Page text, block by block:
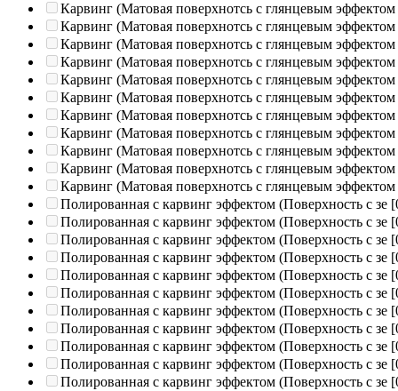
Карвинг (Матовая поверхнотсь с глянцевым эффектом
Карвинг (Матовая поверхнотсь с глянцевым эффектом
Карвинг (Матовая поверхнотсь с глянцевым эффектом
Карвинг (Матовая поверхнотсь с глянцевым эффектом
Карвинг (Матовая поверхнотсь с глянцевым эффектом
Карвинг (Матовая поверхнотсь с глянцевым эффектом
Карвинг (Матовая поверхнотсь с глянцевым эффектом
Карвинг (Матовая поверхнотсь с глянцевым эффектом
Карвинг (Матовая поверхнотсь с глянцевым эффектом
Карвинг (Матовая поверхнотсь с глянцевым эффектом
Карвинг (Матовая поверхнотсь с глянцевым эффектом
Полированная c карвинг эффектом (Поверхность с зе
Полированная c карвинг эффектом (Поверхность с зе
Полированная c карвинг эффектом (Поверхность с зе
Полированная c карвинг эффектом (Поверхность с зе
Полированная c карвинг эффектом (Поверхность с зе
Полированная c карвинг эффектом (Поверхность с зе
Полированная c карвинг эффектом (Поверхность с зе
Полированная c карвинг эффектом (Поверхность с зе
Полированная c карвинг эффектом (Поверхность с зе
Полированная c карвинг эффектом (Поверхность с зе
Полированная c карвинг эффектом (Поверхность с зе